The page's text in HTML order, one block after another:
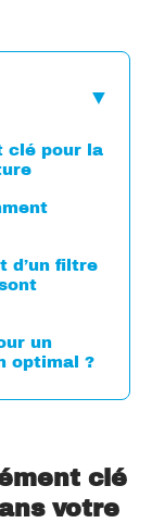
clé pour la
d’un filtre
un
optimal ?
clé
votre